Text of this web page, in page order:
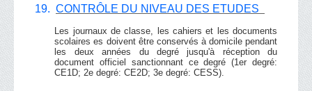
19. CONTRÔLE DU NIVEAU DES ETUDES
Les journaux de classe, les cahiers et les documents
scolaires es doivent être conservés à domicile pendant
les deux années du degré jusqu'à réception du
document officiel sanctionnant ce degré (1er degré:
CE1D; 2e degré: CE2D; 3e degré: CESS).